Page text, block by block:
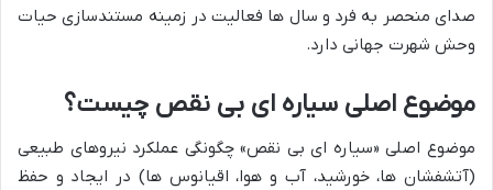
صدای منحصر به فرد و سال ها فعالیت در زمینه مستندسازی حیات
وحش شهرت جهانی دارد.
موضوع اصلی سیاره ای بی نقص چیست؟
موضوع اصلی «سیاره ای بی نقص» چگونگی عملکرد نیروهای طبیعی
(آتشفشان ها، خورشید، آب و هوا، اقیانوس ها) در ایجاد و حفظ